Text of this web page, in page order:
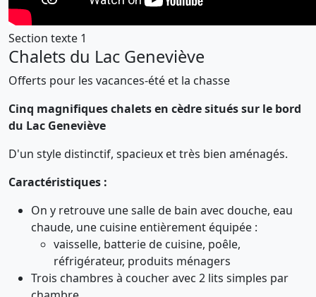
Section texte 1
Chalets du Lac Geneviève
Offerts pour les vacances-été et la chasse
Cinq magnifiques chalets en cèdre situés sur le bord
du Lac Geneviève
D'un style distinctif, spacieux et très bien aménagés.
Caractéristiques :
On y retrouve une salle de bain avec douche, eau
chaude, une cuisine entièrement équipée :
vaisselle, batterie de cuisine, poêle,
réfrigérateur, produits ménagers
Trois chambres à coucher avec 2 lits simples par